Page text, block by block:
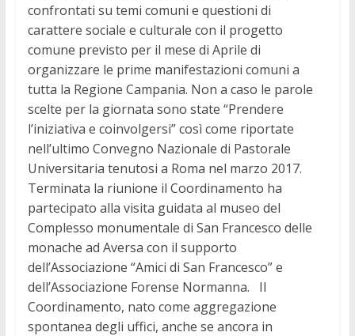
confrontati su temi comuni e questioni di
carattere sociale e culturale con il progetto
comune previsto per il mese di Aprile di
organizzare le prime manifestazioni comuni a
tutta la Regione Campania. Non a caso le parole
scelte per la giornata sono state “Prendere
l’iniziativa e coinvolgersi” così come riportate
nell’ultimo Convegno Nazionale di Pastorale
Universitaria tenutosi a Roma nel marzo 2017.
Terminata la riunione il Coordinamento ha
partecipato alla visita guidata al museo del
Complesso monumentale di San Francesco delle
monache ad Aversa con il supporto
dell’Associazione “Amici di San Francesco” e
dell’Associazione Forense Normanna. Il
Coordinamento, nato come aggregazione
spontanea degli uffici, anche se ancora in